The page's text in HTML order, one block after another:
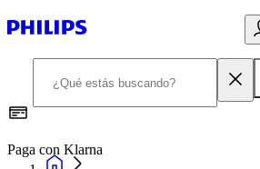
Paga con Klarna